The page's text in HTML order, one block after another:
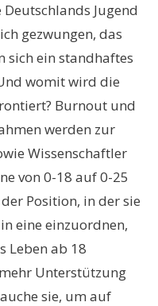
Jugend
gezwungen, das
sich ein standhaftes
womit wird die
Burnout und
werden zur
Wissenschaftler
von 0-18 auf 0-25
Position, in der sie
eine einzuordnen,
Leben ab 18
Unterstützung
sie, um auf